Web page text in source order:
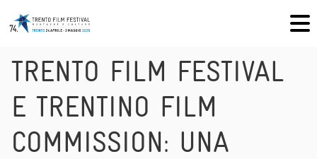
TRENTO FILM FESTIVAL
E TRENTINO FILM
COMMISSION: UNA